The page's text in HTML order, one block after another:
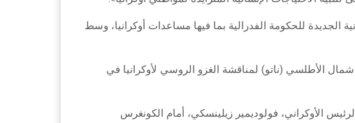
الجديدة للحكومة الفدرالية بما فيها مساعدات أوكرانيا، وسط
الأطلسي (ناتو) لمناقشة الغزو الروسي لأوكرانيا في
الأوكراني، فولوديمير زيلينسكي، أمام الكونغرس